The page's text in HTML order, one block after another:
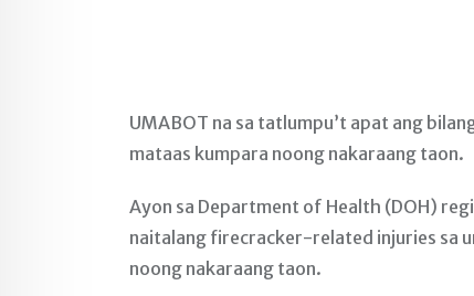
UMABOT na sa tatlumpu’t apat ang
mataas kumpara noong nakaraang taon.
Ayon sa Department of Health (DOH)
naitalang firecracker-related injuries sa
noong nakaraang taon.